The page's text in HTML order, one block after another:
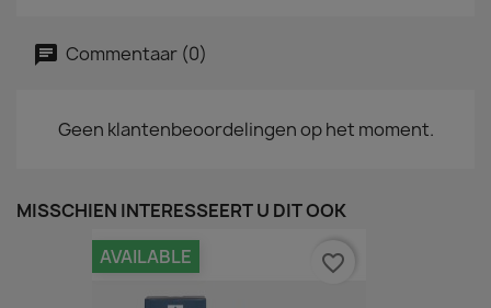
Commentaar (0)
Geen klantenbeoordelingen op het moment.
MISSCHIEN INTERESSEERT U DIT OOK
AVAILABLE favorite_border